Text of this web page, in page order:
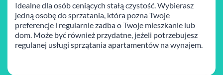
Idealne dla osób ceniących stałą czystość. Wybierasz
jedną osobę do sprzatania, która pozna Twoje
preferencje i regularnie zadba o Twoje mieszkanie lub
dom. Może być również przydatne, jeżeli potrzebujesz
regulanej usługi sprzątania apartamentów na wynajem.